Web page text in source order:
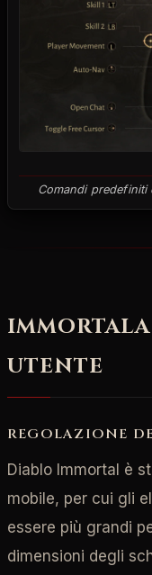
Comandi predefiniti
UTENTE
REGOLAZIONE
Diablo Immortal è
mobile, per cui gli
essere più grandi
dimensioni degli